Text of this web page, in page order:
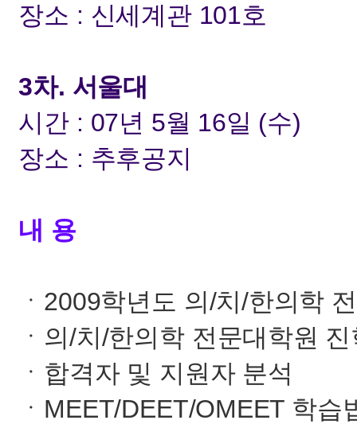
장소 : 신세계관 101호
3차. 서울대
시간 : 07년 5월 16일 (수)
장소 : 추후공지
내 용
ㆍ2009학년도 의/치/한의학
ㆍ의/치/한의학 전문대학원
ㆍ합격자 및 지원자 분석
ㆍMEET/DEET/OMEET 학습